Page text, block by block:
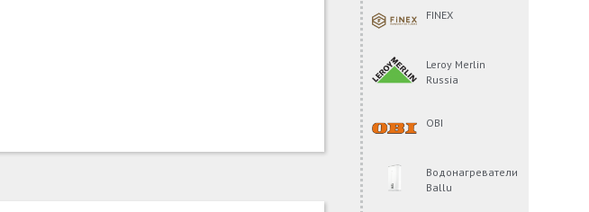
FINEX
Leroy Merlin
Russia
OBI
Водонагреватели
Ballu